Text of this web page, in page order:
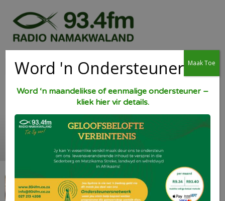
Molshope
Word 'n Ondersteuner
Word ‘n maandelikse of eenmalige ondersteuner –
kliek hier vir details.
Maak Toe